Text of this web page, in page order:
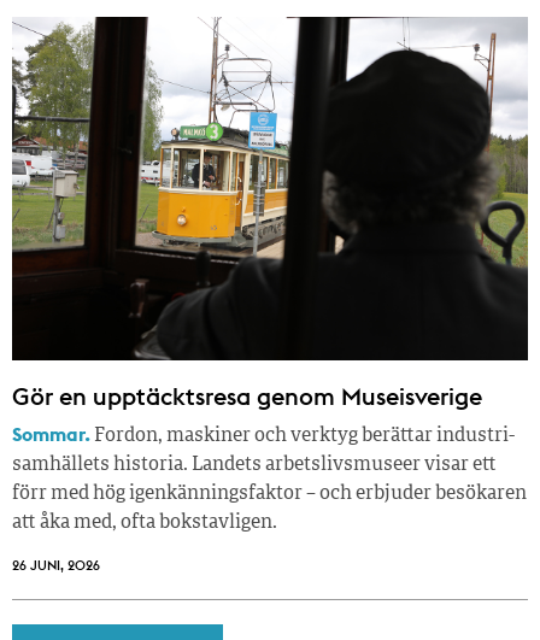
Gör en upptäcktsresa genom Museisverige
Sommar. Fordon, maskiner och verktyg berättar industri­
samhällets historia. Landets arbetslivsmuseer visar ett
förr med hög igenkänningsfaktor – och erbjuder besökaren
att åka med, ofta bokstavligen.
26 JUNI, 2026